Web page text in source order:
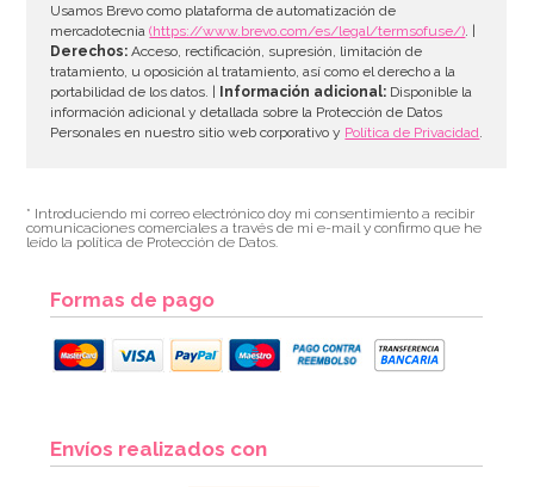
AÑADIR
Usamos Brevo como plataforma de automatización de
mercadotecnia(https://www.brevo.com/es/legal/termsofuse/). |
Derechos: Acceso, rectificación, supresión, limitación de
tratamiento, u oposición al tratamiento, así como el derecho a la
portabilidad de los datos. |
Información adicional: Disponible la
información adicional y detallada sobre la Protección de Datos
Personales en nuestro sitio web corporativo y Política de Privacidad.
* Introduciendo mi correo electrónico doy mi consentimiento a recibir
comunicaciones comerciales a través de mi e-mail y confirmo que he
leído la política de Protección de Datos.
Formas de pago
Envíos realizados con